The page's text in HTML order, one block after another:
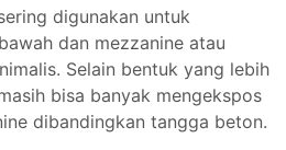
digunakan untuk
dan mezzanine atau
Selain bentuk yang lebih
bisa banyak mengekspos
dibandingkan tangga beton.